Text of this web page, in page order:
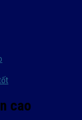
cao